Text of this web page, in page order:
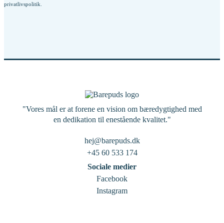
privatlivspolitik
"Vores mål er at forene en vision om bæredygtighed med
en dedikation til enestående kvalitet."
hej@barepuds.dk
+45 60 533 174
Sociale medier
Facebook
Instagram